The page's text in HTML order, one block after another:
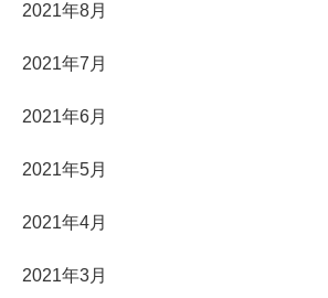
2021年8月
2021年7月
2021年6月
2021年5月
2021年4月
2021年3月